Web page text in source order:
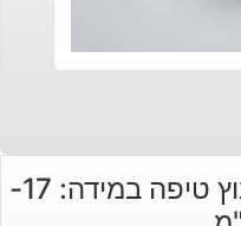
לברדורייט מלוטש לשיבוץ טיפה במידה: 17-